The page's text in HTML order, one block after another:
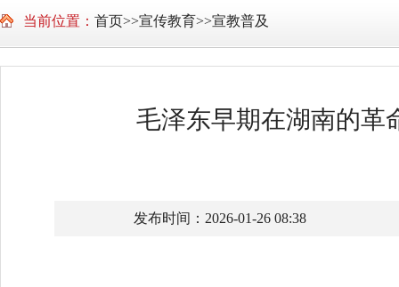
当前位置： 首页>>宣传教育>>宣教普及
毛泽东早期在湖南的革
发布时间：2026-01-26 08:38